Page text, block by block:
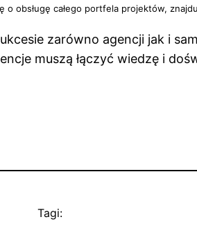
obsługę całego portfela projektów,
zarówno agencji jak i
muszą łączyć wiedzę i
Tagi: